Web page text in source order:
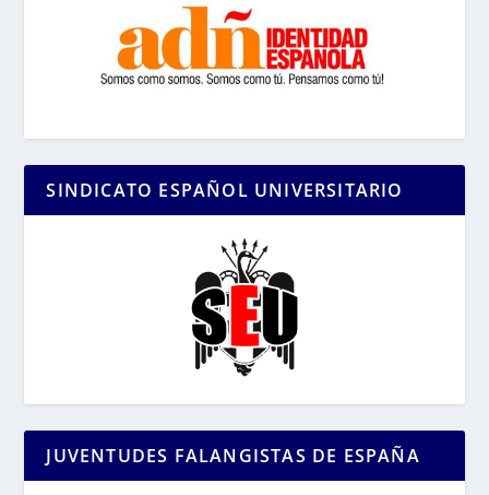
SINDICATO ESPAÑOL UNIVERSITARIO
JUVENTUDES FALANGISTAS DE ESPAÑA